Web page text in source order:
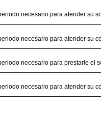
necesario para atender su
necesario para atender su
necesario para prestarle el
necesario para atender su